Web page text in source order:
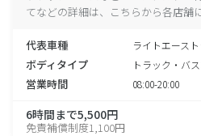
てなどの詳細は、こちらから各店舗
代表車種 ライトエース
ボディタイプ トラック・バ
営業時間 08:00-20:00
6時間まで5,500円
免責補償制度1,100円